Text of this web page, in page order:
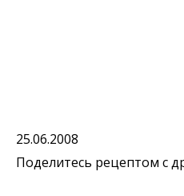
25.06.2008
Поделитесь рецептом с